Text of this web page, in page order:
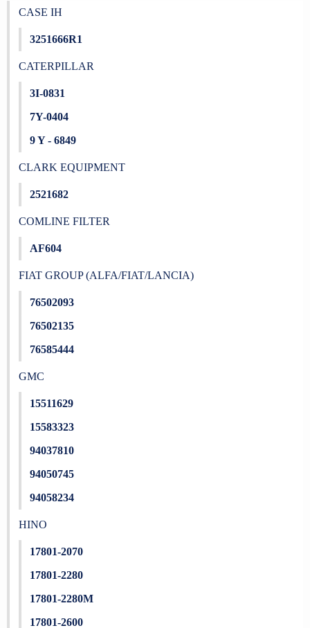
CASE IH
3251666R1
CATERPILLAR
3I-0831
7Y-0404
9 Y - 6849
CLARK EQUIPMENT
2521682
COMLINE FILTER
AF604
FIAT GROUP (ALFA/FIAT/LANCIA)
76502093
76502135
76585444
GMC
15511629
15583323
94037810
94050745
94058234
HINO
17801-2070
17801-2280
17801-2280M
17801-2600